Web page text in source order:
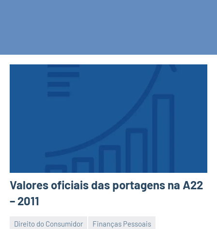
Valores oficiais das portagens na A22
– 2011
Direito do Consumidor
Finanças Pessoais